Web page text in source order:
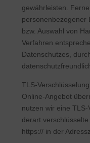
gewährleisten.
personenbezogener
bzw. Auswahl von
Verfahren
Datenschutzes,
TLS-
Online-Angebot
nutzen wir eine
derart
https:// in der